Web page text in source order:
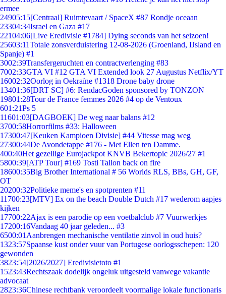
ermee
24905:15[Centraal] Ruimtevaart / SpaceX #87 Rondje oceaan
23304:34Israel en Gaza #17
22104:06[Live Eredivisie #1784] Dying seconds van het seizoen!
25603:11Totale zonsverduistering 12-08-2026 (Groenland, IJsland en
Spanje) #1
3002:39Transfergeruchten en contractverlenging #83
7002:33GTA VI #12 GTA VI Extended look 27 Augustus Netflix/YT
16002:32Oorlog in Oekraïne #1318 Drone baby drone
13401:36[DRT SC] #6: RendacGoden sponsored by TONZON
19801:28Tour de France femmes 2026 #4 op de Ventoux
601:21Ps 5
11601:03[DAGBOEK] De weg naar balans #12
3700:58Horrorfilms #33: Halloween
17300:47[Keuken Kampioen Divisie] #44 Vitesse mag weg
27300:44De Avondetappe #176 - Met Ellen ten Damme.
400:40Het gezellige Eurojackpot KNVB Bekertopic 2026/27 #1
5800:39[ATP Tour] #169 Tosti Tallon back on fire
18600:35Big Brother International # 56 Worlds RLS, BBs, GH, GF,
OT
20200:32Politieke meme's en spotprenten #11
11700:23[MTV] Ex on the beach Double Dutch #17 wederom aapjes
kijken
17700:22Ajax is een parodie op een voetbalclub #7 Vuurwerkjes
17200:16Vandaag 40 jaar geleden... #3
6500:01 Aanbrengen mechanische ventilatie zinvol in oud huis?
1323:57Spaanse kust onder vuur van Portugese oorlogsschepen: 120
gewonden
3823:54[2026/2027] Eredivisietoto #1
1523:43Rechtszaak dodelijk ongeluk uitgesteld vanwege vakantie
advocaat
2823:36Chinese rechtbank veroordeelt voormalige lokale functionaris